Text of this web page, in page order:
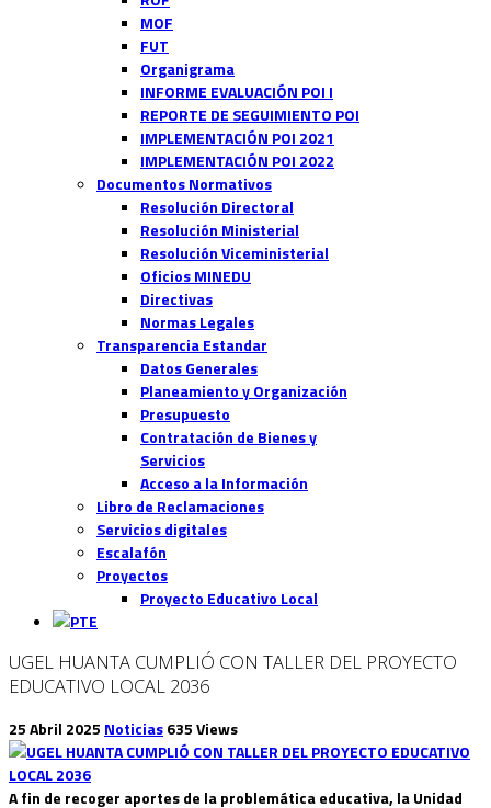
MOF
FUT
Organigrama
INFORME EVALUACIÓN POI I
REPORTE DE SEGUIMIENTO POI
IMPLEMENTACIÓN POI 2021
IMPLEMENTACIÓN POI 2022
Documentos Normativos
Resolución Directoral
Resolución Ministerial
Resolución Viceministerial
Oficios MINEDU
Directivas
Normas Legales
Transparencia Estandar
Datos Generales
Planeamiento y Organización
Presupuesto
Contratación de Bienes y
Servicios
Acceso a la Información
Libro de Reclamaciones
Servicios digitales
Escalafón
Proyectos
Proyecto Educativo Local
UGEL HUANTA CUMPLIÓ CON TALLER DEL PROYECTO
EDUCATIVO LOCAL 2036
25 Abril 2025 Noticias635 Views
Afin de recoger aportes de la problemática educativa, la Unidad